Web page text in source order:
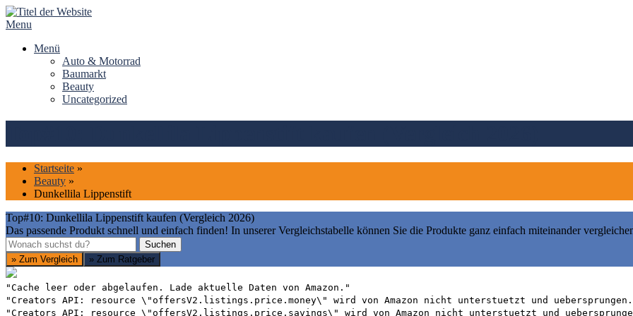
Skip
to
Menu
Menü
Auto & Motorrad
Baumarkt
Beauty
Uncategorized
Startseite »
Beauty »
Dunkellila Lippenstift
Top#10: Dunkellila Lippenstift kaufen (Vergleich 2026)
Das passende Produkt schnell und einfach finden! In unserer Vergleichstabelle können Sie die Produkte ganz einfach miteinander
Suchen
Suchen
» Zum Vergleich
» Zum Ratgeber
"Cache leer oder abgelaufen. Lade aktuelle Daten von Amazon."
"Creators API: resource \"offersV2.listings.price.money\" wird von Amazon nicht unterstuetzt und
"Creators API: resource \"offersV2.listings.price.savings\" wird von Amazon nicht unterstuetzt und